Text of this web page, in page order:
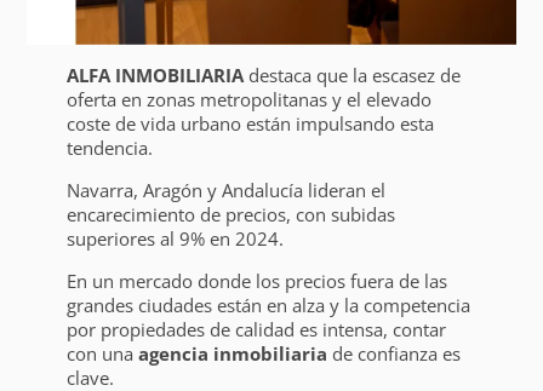
ALFA INMOBILIARIAdestaca que la escasez de
oferta en zonas metropolitanas y el elevado
coste de vida urbano están impulsando esta
tendencia.
Navarra, Aragón y Andalucía lideran el
encarecimiento de precios, con subidas
superiores al 9% en 2024.
En un mercado donde los precios fuera de las
grandes ciudades están en alza y la competencia
por propiedades de calidad es intensa, contar
con una agencia inmobiliaria de confianza es
clave.